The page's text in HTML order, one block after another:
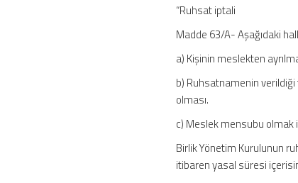
“Ruhsat iptali
Madde 63/A- Aşağıdaki
a) Kişinin meslekten
b) Ruhsatnamenin
olması.
c) Meslek mensubu olmak
Birlik Yönetim Kurulunun
itibaren yasal süresi